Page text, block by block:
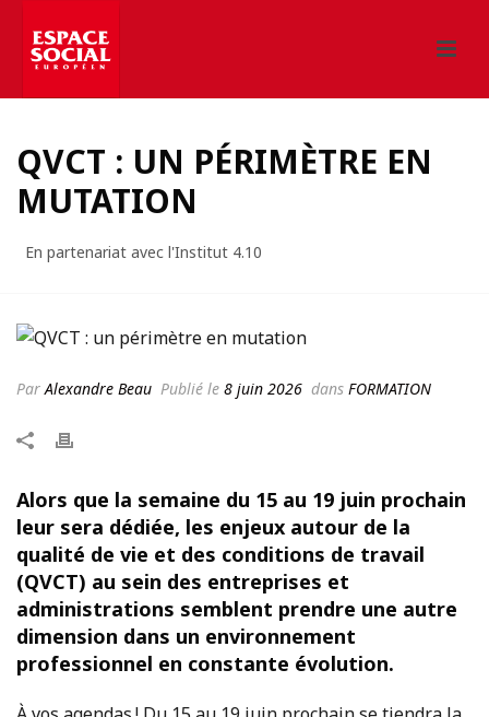
QVCT : UN PÉRIMÈTRE EN
MUTATION
En partenariat avec l'Institut 4.10
Par Alexandre Beau Publié le 8 juin 2026 dans FORMATION
Alors que la semaine du 15 au 19 juin prochain
leur sera dédiée, les enjeux autour de la
qualité de vie et des conditions de travail
(QVCT) au sein des entreprises et
administrations semblent prendre une autre
dimension dans un environnement
professionnel en constante évolution.